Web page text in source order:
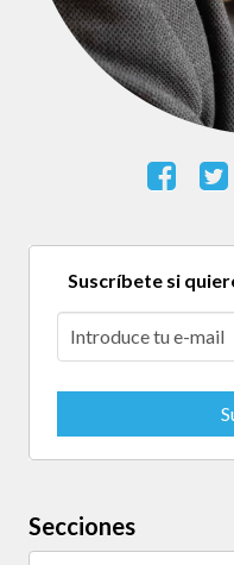
Suscríbete si
Secciones